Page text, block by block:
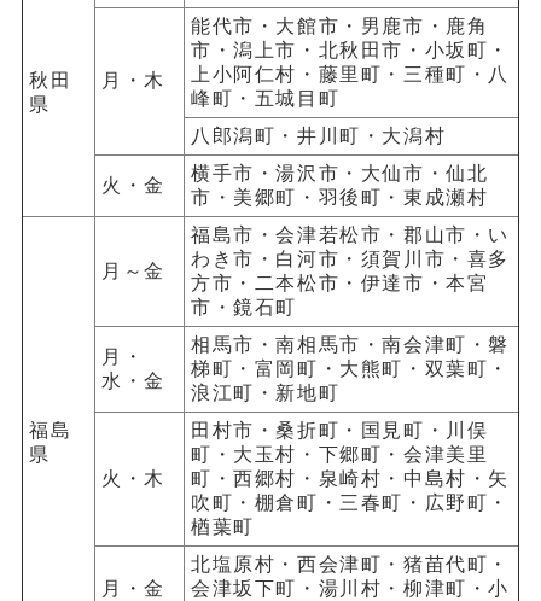
秋田
県
月・木
能代市・大館市・男鹿市・鹿角
市・潟上市・北秋田市・小坂町・
上小阿仁村・藤里町・三種町・八
峰町・五城目町
八郎潟町・井川町・大潟村
火・金
横手市・湯沢市・大仙市・仙北
市・美郷町・羽後町・東成瀬村
福島
県
月～金
福島市・会津若松市・郡山市・い
わき市・白河市・須賀川市・喜多
方市・二本松市・伊達市・本宮
市・鏡石町
月・
水・金
相馬市・南相馬市・南会津町・磐
梯町・富岡町・大熊町・双葉町・
浪江町・新地町
火・木
田村市・桑折町・国見町・川俣
町・大玉村・下郷町・会津美里
町・西郷村・泉崎村・中島村・矢
吹町・棚倉町・三春町・広野町・
楢葉町
月・金
北塩原村・西会津町・猪苗代町・
会津坂下町・湯川村・柳津町・小